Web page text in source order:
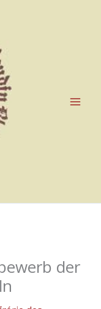
der